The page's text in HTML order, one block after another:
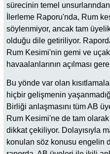
sürecinin temel
İlerleme Raporu'nda, Rum
söylenmiyor, ancak tam
olduğu dile getiriliyor.
Rum Kesimi'nin gemi ve
havaalanlarının açılması
Bu yönde var olan
hiçbir gelişmenin
Birliği anlaşmasını tüm AB
Rum Kesimi'ne de tam
dikkat çekiliyor. Dolayısıyla
konulan söz konusu engelin